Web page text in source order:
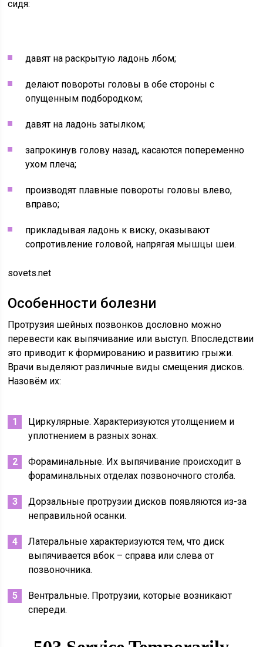
сидя:
давят на раскрытую ладонь лбом;
делают повороты головы в обе стороны с
опущенным подбородком;
давят на ладонь затылком;
запрокинув голову назад, касаются попеременно
ухом плеча;
производят плавные повороты головы влево,
вправо;
прикладывая ладонь к виску, оказывают
сопротивление головой, напрягая мышцы шеи.
sovets.net
Особенности болезни
Протрузия шейных позвонков дословно можно
перевести как выпячивание или выступ. Впоследствии
это приводит к формированию и развитию грыжи.
Врачи выделяют различные виды смещения дисков.
Назовём их:
Циркулярные. Характеризуются утолщением и
уплотнением в разных зонах.
Фораминальные. Их выпячивание происходит в
фораминальных отделах позвоночного столба.
Дорзальные протрузии дисков появляются из-за
неправильной осанки.
Латеральные характеризуются тем, что диск
выпячивается вбок – справа или слева от
позвоночника.
Вентральные. Протрузии, которые возникают
спереди.